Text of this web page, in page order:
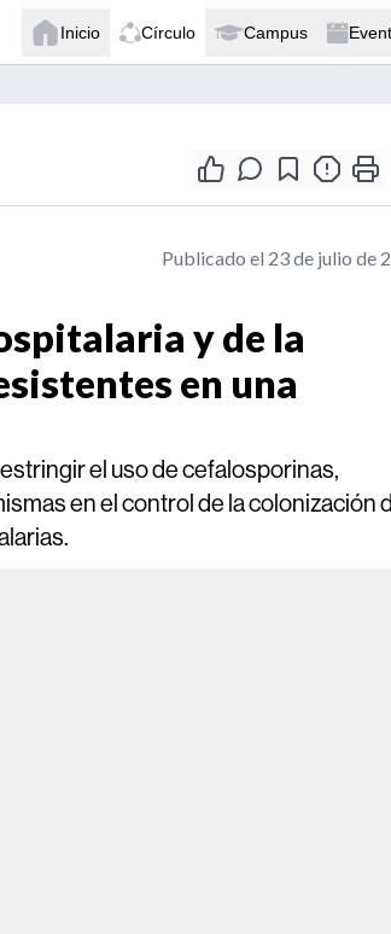
Inicio Círculo Campus
Publicado el 23 de julio de
y de la
en una
el uso de cefalosporinas,
en el control de la colonización